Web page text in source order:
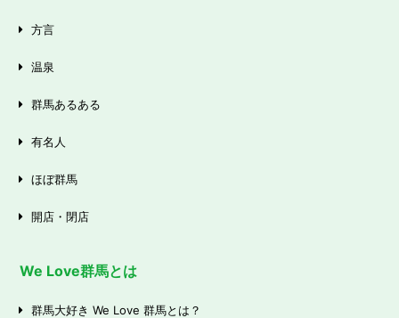
方言
温泉
群馬あるある
有名人
ほぼ群馬
開店・閉店
We Love群馬とは
群馬大好き We Love 群馬とは？